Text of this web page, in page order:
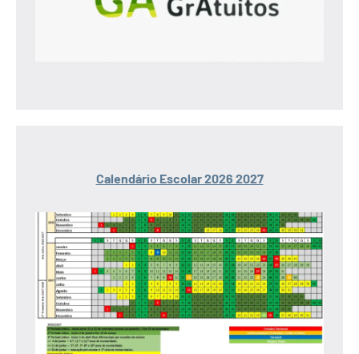
Calendário Escolar 2026 2027